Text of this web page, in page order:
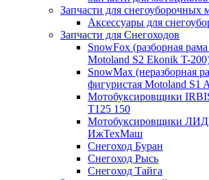
Запчасти для снегоуборочных
Аксессуары для
Запчасти для Снегоходов
SnowFox (разборная
Motoland S2 Ekonik T-
SnowMax (неразборная
фигуристая Motoland S1
Мотобуксировщики
Т125 150
Мотобуксировщики
ИжТехМаш
Снегоход Буран
Снегоход Рысь
Снегоход Тайга